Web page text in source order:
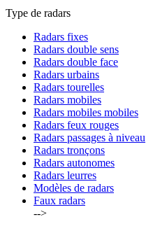
Type de radars
Radars fixes
Radars double sens
Radars double face
Radars urbains
Radars tourelles
Radars mobiles
Radars mobiles mobiles
Radars feux rouges
Radars passages à niveau
Radars tronçons
Radars autonomes
Radars leurres
Modèles de radars
Faux radars
-->